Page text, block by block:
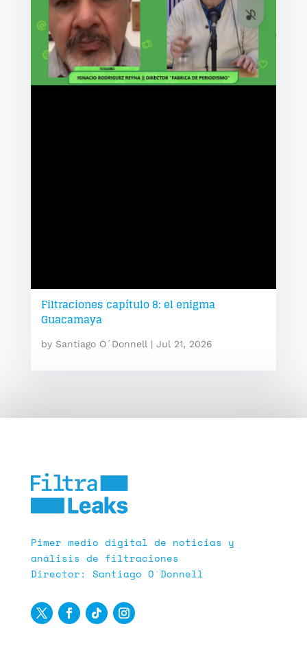
Filtraciones capítulo 8: el enigma
Guacamaya
by Santiago O´Donnell | Jul 21, 2026
Pimer medio digital de noticias y
análisis de filtraciones
Director: Santiago O´Donnell